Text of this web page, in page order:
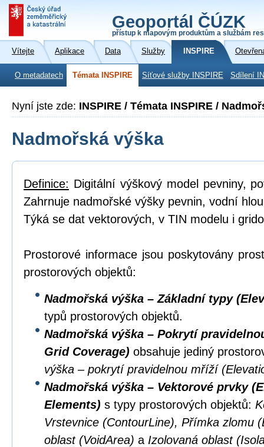
Geoportál ČÚZK
přístup k mapovým produktům a službám
Vítejte Aplikace Data Služby INSPIRE
O metadatech Témata INSPIRE Síťové služby INSPIRE Sdílení
Nyní jste zde: INSPIRE / Témata INSPIRE /
Nadmořská výška
Definice: Digitální výškový model pevniny,
Zahrnuje nadmořské výšky pevnin, vodní
Týká se dat vektorových, v TIN modelu i
Prostorové informace jsou poskytovány
prostorových objektů:
Nadmořská výška – Základní typy
typů prostorových objektů.
Nadmořská výška – Pokrytí
Grid Coverage) obsahuje jediný
výška – pokrytí pravidelnou mříží
Nadmořská výška – Vektorové prvky
Elements) s typy prostorových objektů:
Vrstevnice (ContourLine), Přímka zlomu
oblast (VoidArea) a Izolovaná oblast